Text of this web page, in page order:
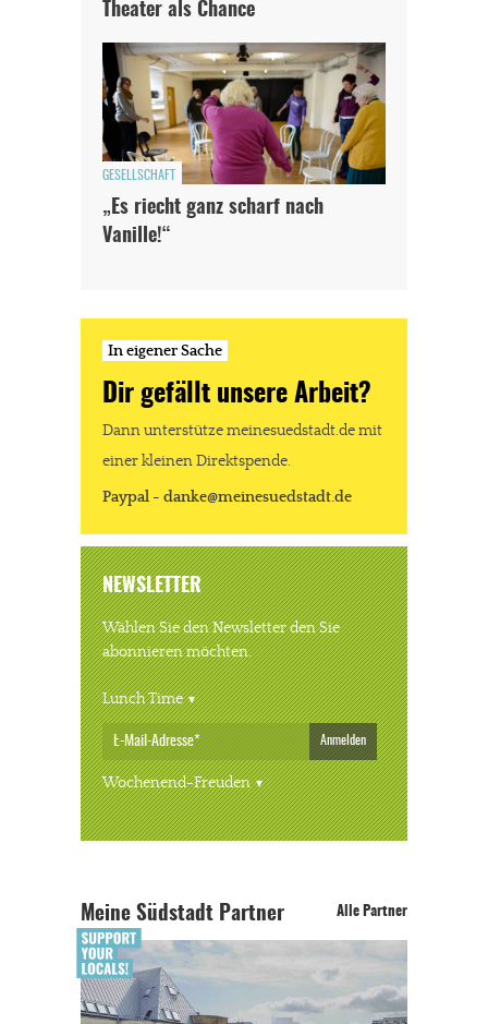
Theater als Chance
GESELLSCHAFT
„Es riecht ganz scharf nach
Vanille!“
In eigener Sache
Dir gefällt unsere Arbeit?
Dann unterstütze meinesuedstadt.de mit
einer kleinen Direktspende.
Paypal - danke@meinesuedstadt.de
NEWSLETTER
Wählen Sie den Newsletter den Sie
abonnieren möchten.
Lunch Time
Anmelden
Wochenend-Freuden
Meine Südstadt Partner Alle Partner